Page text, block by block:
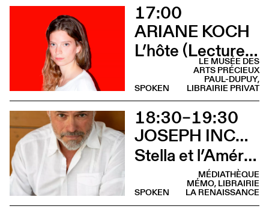
17:00
ARIANE KOCH
L’hôte (Lecture - Musée des Arts Précieux)
LE MUSÉE DES
ARTS PRÉCIEUX
PAUL-DUPUY,
LIBRAIRIE PRIVAT
SPOKEN
18:30–19:30
JOSEPH INCARDONA
Stella et l’Amérique (Rencontre)
MÉDIATHÈQUE
MÉMO, LIBRAIRIE
LA RENAISSANCE
SPOKEN